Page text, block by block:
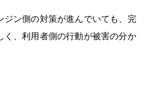
ジン側の対策が進んでいても、完
く、利用者側の行動が被害の分か